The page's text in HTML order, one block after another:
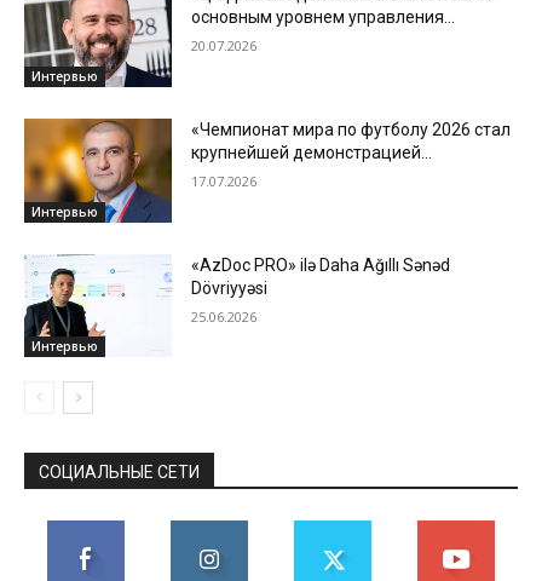
Интервью
основным уровнем управления
безопасностью и ИИ»
20.07.2026
Интервью
«Чемпионат мира по футболу 2026 стал
крупнейшей демонстрацией
возможностей искусственного
17.07.2026
Интервью
«AzDoc PRO» ilə Daha Ağıllı Sənəd
Dövriyyəsi
25.06.2026
СОЦИАЛЬНЫЕ СЕТИ